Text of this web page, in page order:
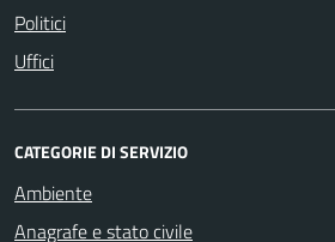
Politici
Uffici
CATEGORIE DI SERVIZIO
Ambiente
Anagrafe e stato civile